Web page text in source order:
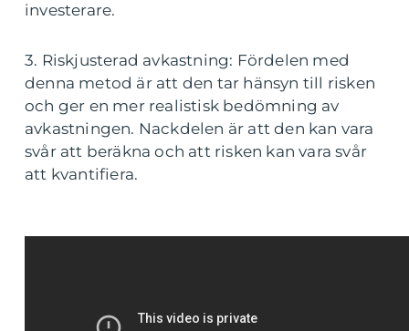
investerare.
3. Riskjusterad avkastning: Fördelen med
denna metod är att den tar hänsyn till risken
och ger en mer realistisk bedömning av
avkastningen. Nackdelen är att den kan vara
svår att beräkna och att risken kan vara svår
att kvantifiera.